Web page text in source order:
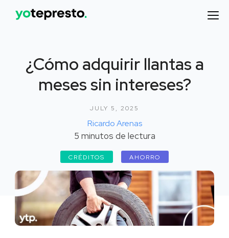
¿Cómo adquirir llantas a
meses sin intereses?
JULY 5, 2025
Ricardo Arenas
5 minutos de lectura
CRÉDITOS AHORRO